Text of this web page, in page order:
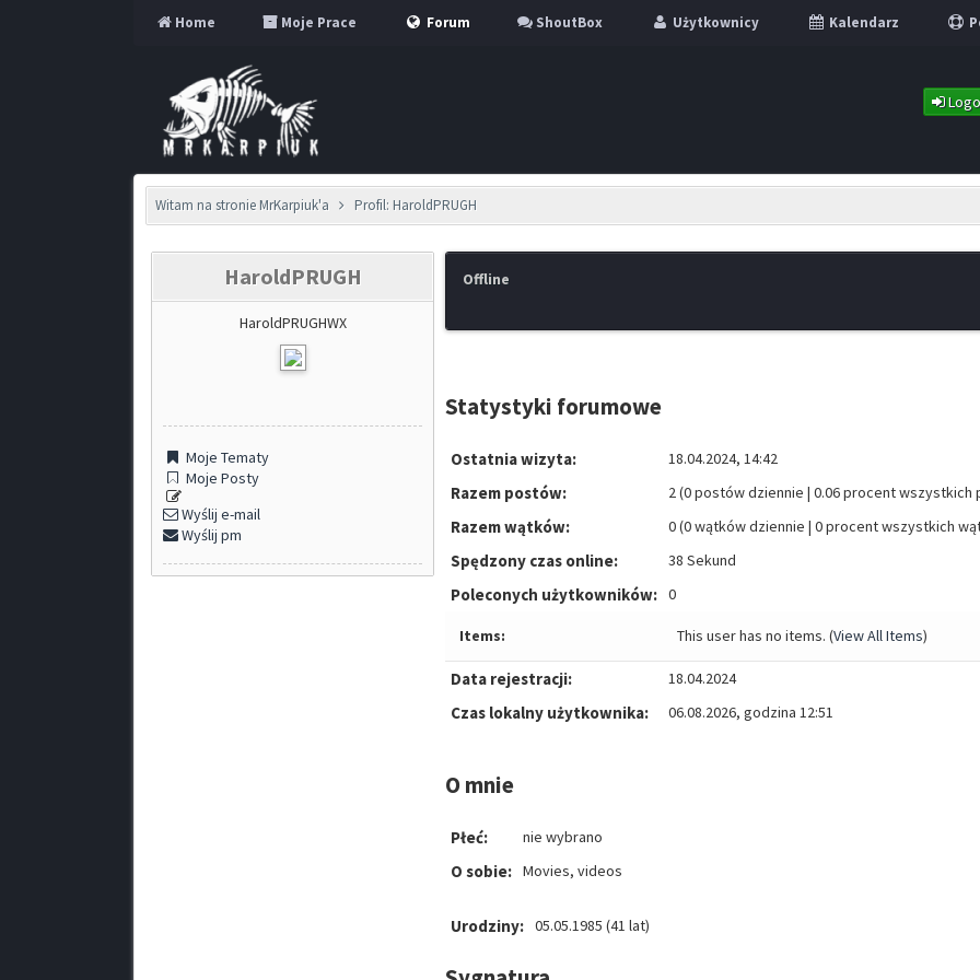
Home Moje Prace Forum ShoutBox Użytkownicy Kalendarz
Witam na stronie MrKarpiuk'a Profil: HaroldPRUGH
HaroldPRUGH
HaroldPRUGHWX
Moje Tematy
Moje Posty
Wyślij e-mail
Wyślij pm
Offline
Statystyki forumowe
Ostatnia wizyta: 18.04.2024, 14:42
Razem postów: 2 (0 postów dziennie | 0.06 procent wszystkich
Razem wątków: 0 (0 wątków dziennie | 0 procent wszystkich
Spędzony czas online: 38 Sekund
Poleconych użytkowników: 0
Items: This user has no items. (View All Items)
Data rejestracji: 18.04.2024
Czas lokalny użytkownika: 06.08.2026, godzina 12:51
O mnie
Płeć: nie wybrano
O sobie: Movies, videos
Urodziny: 05.05.1985 (41 lat)